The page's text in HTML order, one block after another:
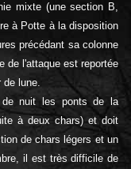
mixte (une section B,
à Potte à la disposition
précédant sa colonne
de l'attaque est reportée
de lune.
de nuit les ponts de la
à deux chars) et doit
de chars légers et un
il est très difficile de